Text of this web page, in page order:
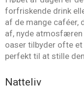
forfriskende drink
af de mange caféer,
af, nyde atmosfæren
oaser tilbyder ofte
perfekt til at stille
Natteliv